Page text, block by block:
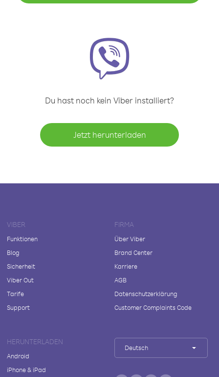
Du hast noch kein Viber installiert?
Jetzt herunterladen
VIBER
Funktionen
Blog
Sicherheit
Viber Out
Tarife
Support
FIRMA
Über Viber
Brand Center
Karriere
AGB
Datenschutzerklärung
Customer Complaints Code
HERUNTERLADEN
Android
iPhone & iPad
Deutsch